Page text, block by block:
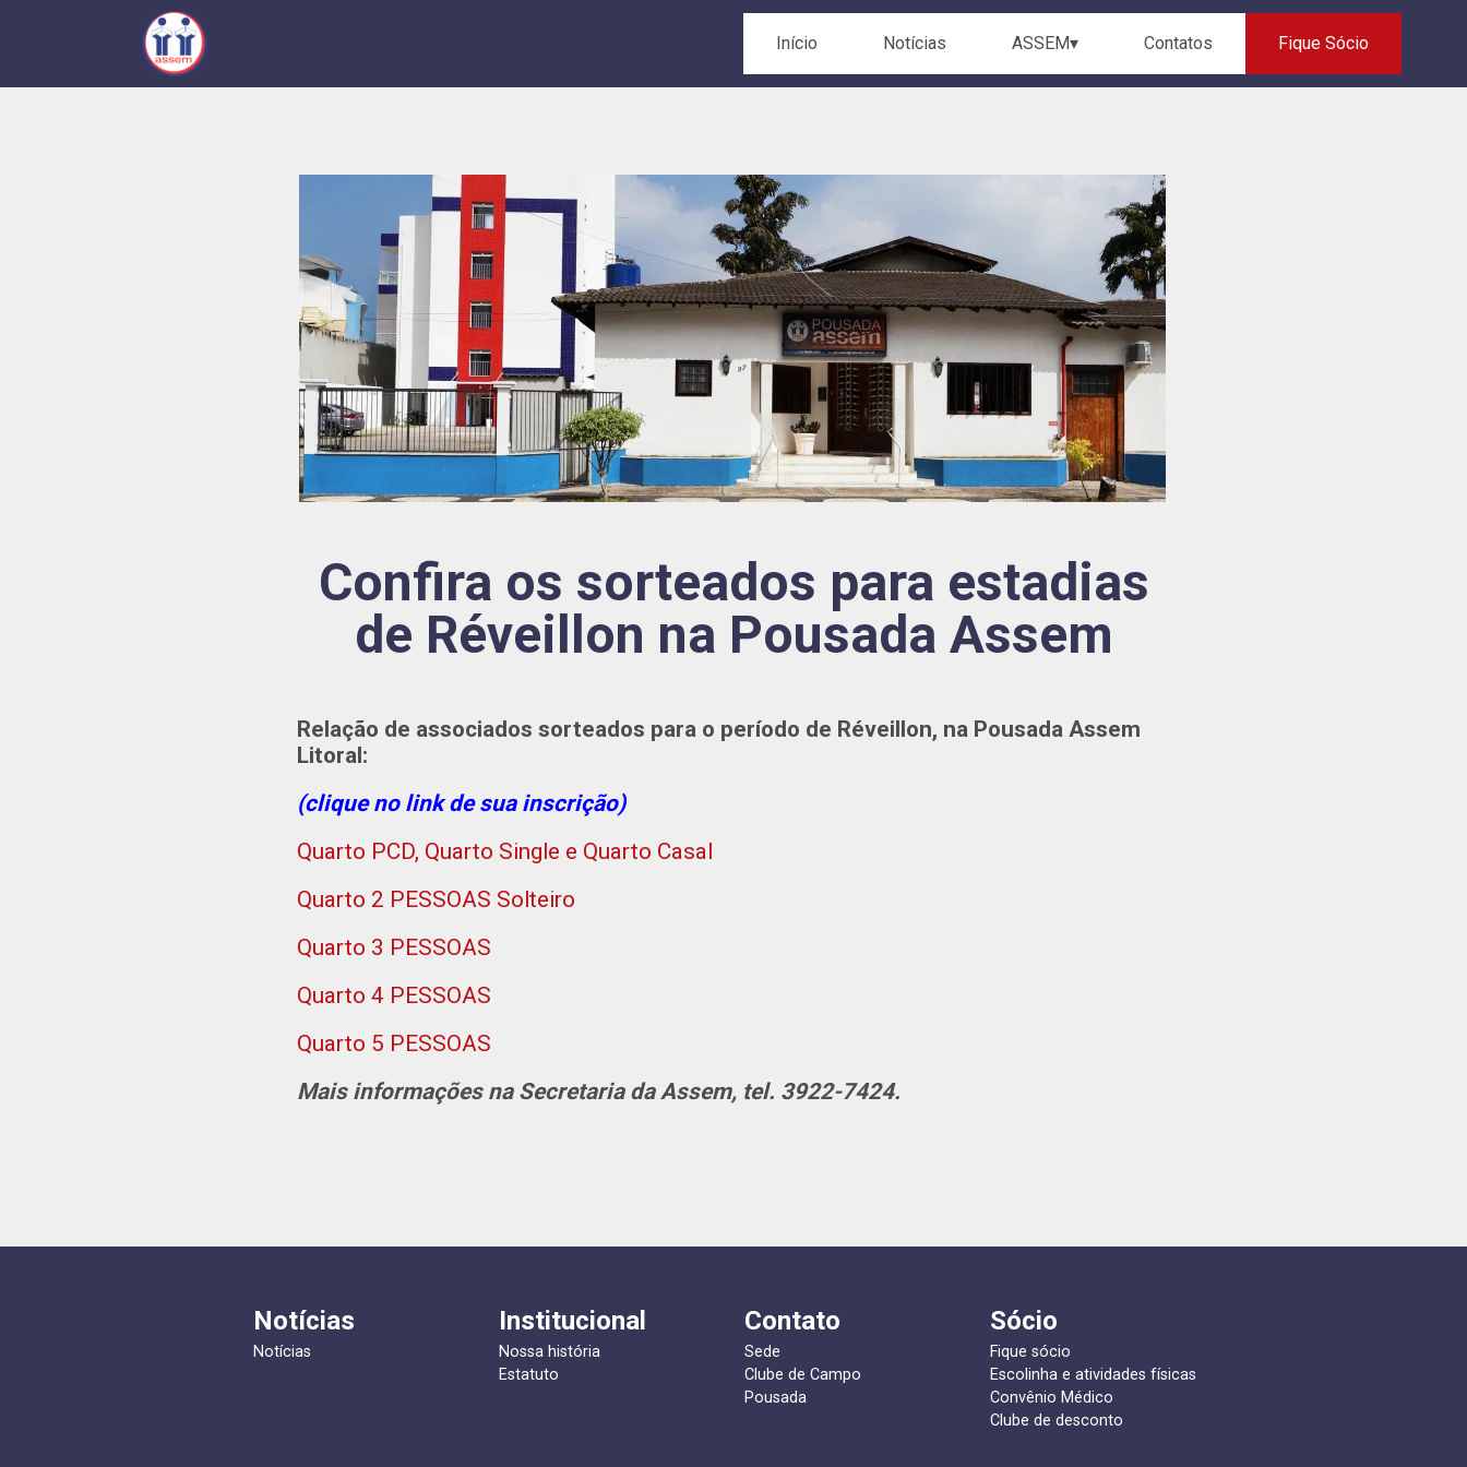
Início Notícias ASSEM▾ Contatos Fique Sócio
Confira os sorteados para estadias
de Réveillon na Pousada Assem
Relação de associados sorteados para o período de Réveillon, na Pousada Assem
Litoral:
(clique no link de sua inscrição)
Quarto PCD, Quarto Single e Quarto Casal
Quarto 2 PESSOAS Solteiro
Quarto 3 PESSOAS
Quarto 4 PESSOAS
Quarto 5 PESSOAS
Mais informações na Secretaria da Assem, tel. 3922-7424.
Notícias
Notícias
Institucional
Nossa história
Estatuto
Contato
Sede
Clube de Campo
Pousada
Sócio
Fique sócio
Escolinha e atividades físicas
Convênio Médico
Clube de desconto